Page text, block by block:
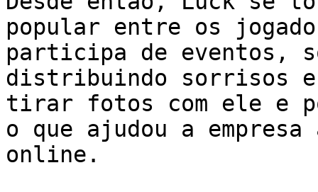
popular entre os
participa de eventos,
distribuindo sorrisos e
tirar fotos com ele e
o que ajudou a empresa
online.